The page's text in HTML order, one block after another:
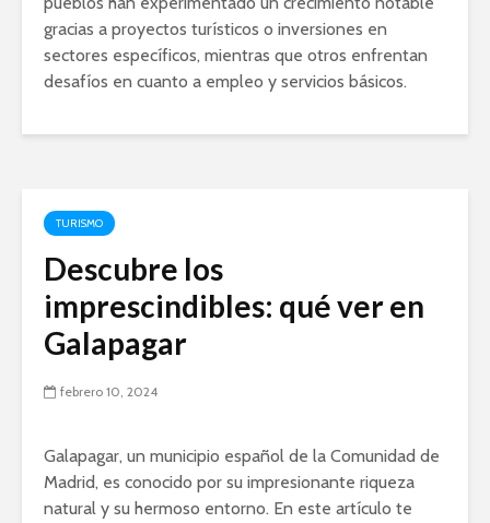
gracias a proyectos turísticos o inversiones en
sectores específicos, mientras que otros enfrentan
desafíos en cuanto a empleo y servicios básicos.
TURISMO
Descubre los
imprescindibles: qué ver en
Galapagar
febrero 10, 2024
Galapagar, un municipio español de la Comunidad de
Madrid, es conocido por su impresionante riqueza
natural y su hermoso entorno. En este artículo te